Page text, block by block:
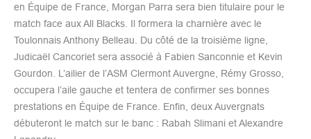
en Équipe de France, Morgan Parra sera bien titulaire pour le
match face aux All Blacks. Il formera la charnière avec le
Toulonnais Anthony Belleau. Du côté de la troisième ligne,
Judicaël Cancoriet sera associé à Fabien Sanconnie et Kevin
Gourdon. L’ailier de l’ASM Clermont Auvergne, Rémy Grosso,
occupera l’aile gauche et tentera de confirmer ses bonnes
prestations en Équipe de France. Enfin, deux Auvergnats
débuteront le match sur le banc : Rabah Slimani et Alexandre